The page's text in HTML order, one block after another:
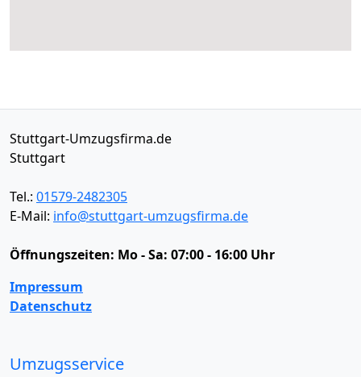
Stuttgart-Umzugsfirma.de
Stuttgart
Tel.: 01579-2482305
E-Mail: info@stuttgart-umzugsfirma.de
Öffnungszeiten: Mo - Sa: 07:00 - 16:00 Uhr
Impressum
Datenschutz
Umzugsservice